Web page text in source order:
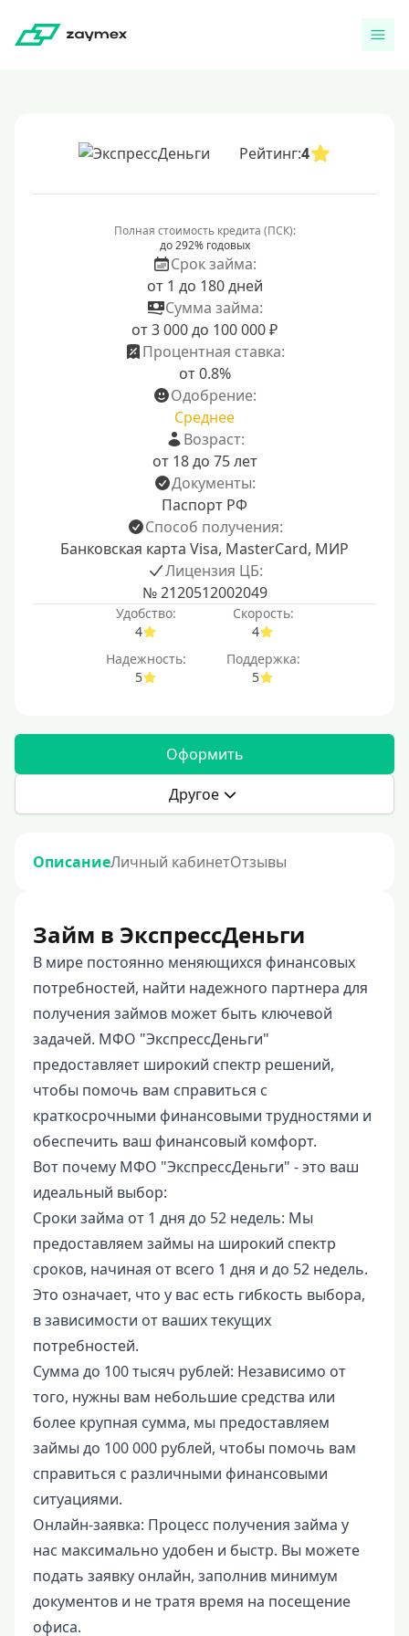
Рейтинг:4
Полная стоимость кредита (ПСК):
до 292% годовых
Срок займа:
от 1 до 180 дней
Сумма займа:
от 3 000 до 100 000 ₽
Процентная ставка:
от 0.8%
Одобрение:
Среднее
Возраст:
от 18 до 75 лет
Документы:
Паспорт РФ
Способ получения:
Банковская карта Visa, MasterCard, МИР
Лицензия ЦБ:
№ 2120512002049
Удобство:
4
Скорость:
4
Надежность:
5
Поддержка:
5
Оформить
Другое
ОписаниеЛичный кабинетОтзывы
Займ в ЭкспрессДеньги
В мире постоянно меняющихся финансовых
потребностей, найти надежного партнера для
получения займов может быть ключевой
задачей. МФО "ЭкспрессДеньги"
предоставляет широкий спектр решений,
чтобы помочь вам справиться с
краткосрочными финансовыми трудностями и
обеспечить ваш финансовый комфорт.
Вот почему МФО "ЭкспрессДеньги" - это ваш
идеальный выбор:
Сроки займа от 1 дня до 52 недель: Мы
предоставляем займы на широкий спектр
сроков, начиная от всего 1 дня и до 52 недель.
Это означает, что у вас есть гибкость выбора,
в зависимости от ваших текущих
потребностей.
Сумма до 100 тысяч рублей: Независимо от
того, нужны вам небольшие средства или
более крупная сумма, мы предоставляем
займы до 100 000 рублей, чтобы помочь вам
справиться с различными финансовыми
ситуациями.
Онлайн-заявка: Процесс получения займа у
нас максимально удобен и быстр. Вы можете
подать заявку онлайн, заполнив минимум
документов и не тратя время на посещение
офиса.